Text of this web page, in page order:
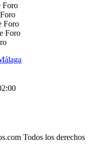
Foro
Foro
Foro
Todos los derechos